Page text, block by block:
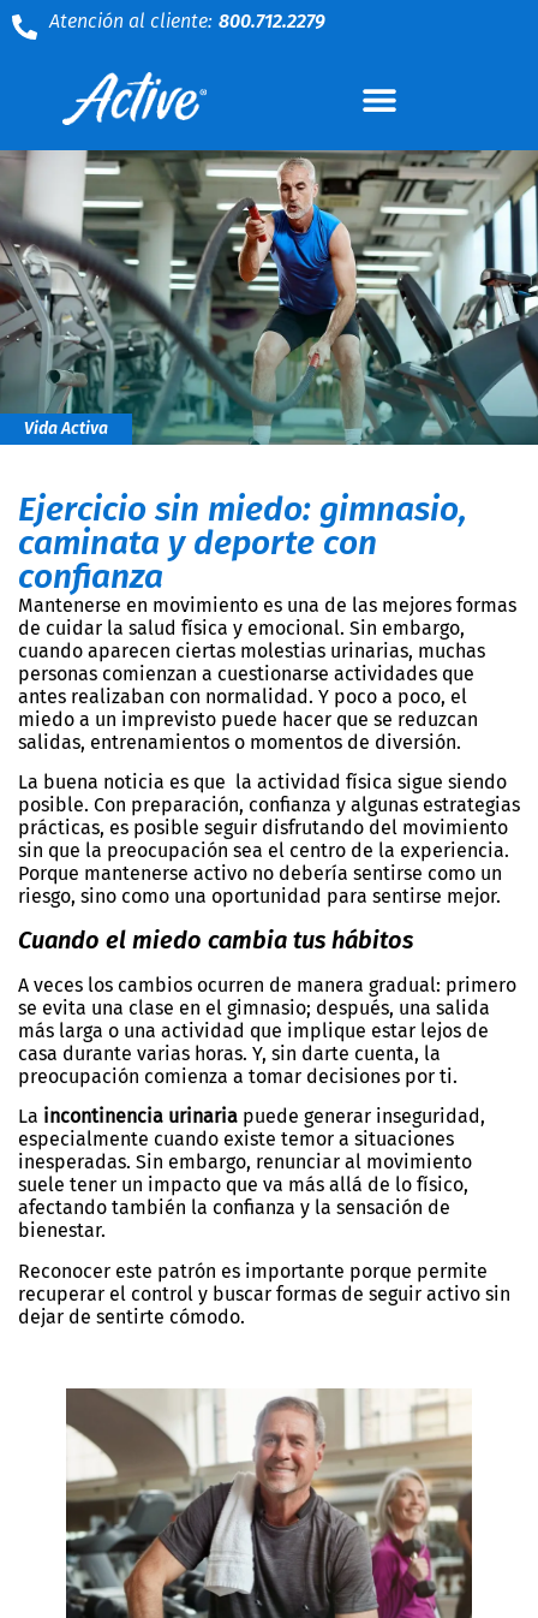
Atención al cliente: 800.712.2279
Vida Activa
Ejercicio sin miedo: gimnasio,
caminata y deporte con
confianza
Mantenerse en movimiento es una de las mejores formas
de cuidar la salud física y emocional. Sin embargo,
cuando aparecen ciertas molestias urinarias, muchas
personas comienzan a cuestionarse actividades que
antes realizaban con normalidad. Y poco a poco, el
miedo a un imprevisto puede hacer que se reduzcan
salidas, entrenamientos o momentos de diversión.
La buena noticia es que la actividad física sigue siendo
posible. Con preparación, confianza y algunas estrategias
prácticas, es posible seguir disfrutando del movimiento
sin que la preocupación sea el centro de la experiencia.
Porque mantenerse activo no debería sentirse como un
riesgo, sino como una oportunidad para sentirse mejor.
Cuando el miedo cambia tus hábitos
A veces los cambios ocurren de manera gradual: primero
se evita una clase en el gimnasio; después, una salida
más larga o una actividad que implique estar lejos de
casa durante varias horas. Y, sin darte cuenta, la
preocupación comienza a tomar decisiones por ti.
La incontinencia urinaria puede generar inseguridad,
especialmente cuando existe temor a situaciones
inesperadas. Sin embargo, renunciar al movimiento
suele tener un impacto que va más allá de lo físico,
afectando también la confianza y la sensación de
bienestar.
Reconocer este patrón es importante porque permite
recuperar el control y buscar formas de seguir activo sin
dejar de sentirte cómodo.